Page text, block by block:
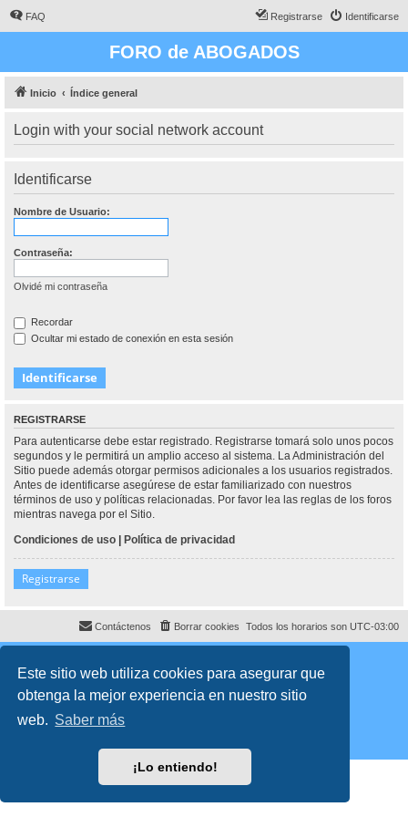
Este sitio web utiliza cookies para asegurar que
obtenga la mejor experiencia en nuestro sitio
web. Saber más
¡Lo entiendo!
FAQ Identificarse
Registrarse
FORO de ABOGADOS
Inicio Índice general
Login with your social network account
Identificarse
Nombre de Usuario:
Contraseña:
Olvidé mi contraseña
Recordar
Ocultar mi estado de conexión en esta sesión
REGISTRARSE
Para autenticarse debe estar registrado. Registrarse tomará solo unos pocos
segundos y le permitirá un amplio acceso al sistema. La Administración del
Sitio puede además otorgar permisos adicionales a los usuarios registrados.
Antes de identificarse asegúrese de estar familiarizado con nuestros
términos de uso y políticas relacionadas. Por favor lea las reglas de los foros
mientras navega por el Sitio.
Condiciones de uso | Política de privacidad
Registrarse
Todos los horarios son UTC-03:00
Borrar cookies
Contáctenos
Traducción al español porphpBB España
Abogados Argentinos
Privacidad|Condiciones